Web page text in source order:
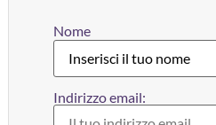
Nome
Indirizzo email: